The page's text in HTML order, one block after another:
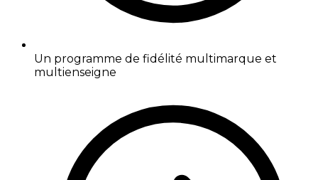
Un programme de fidélité multimarque et
multienseigne